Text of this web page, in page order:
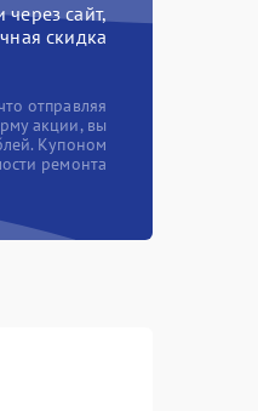
сайт,
скидка
отправляя
акции, вы
Купоном
ремонта